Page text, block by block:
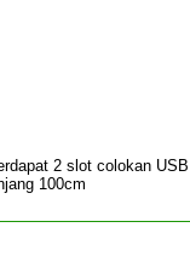
2 slot colokan
100cm